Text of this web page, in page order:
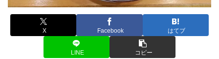
X Facebook はてブ
LINE コピー